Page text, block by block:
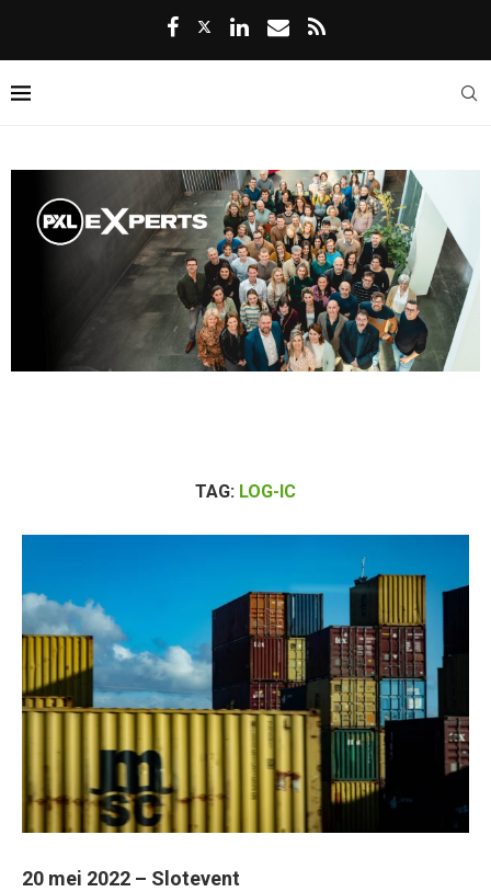
TAG: LOG-IC
20 mei 2022 – Slotevent